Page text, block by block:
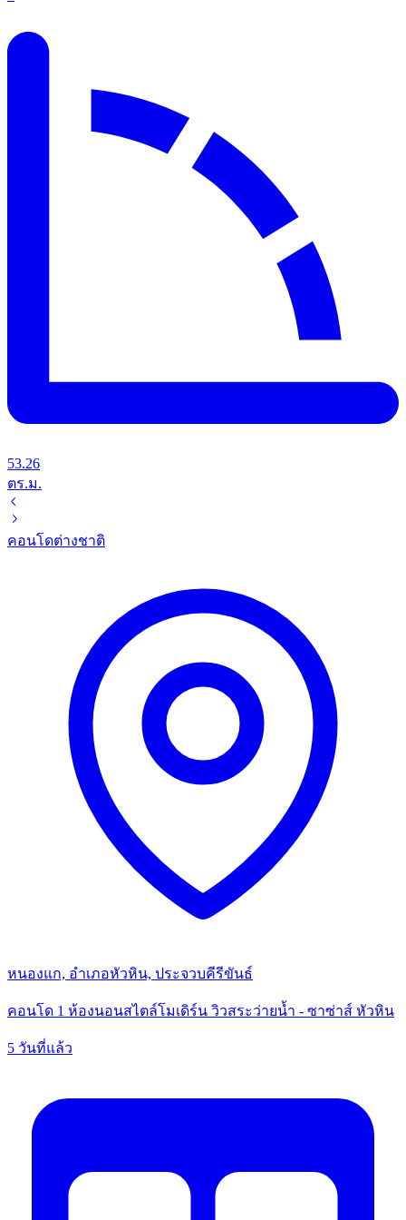
53.26
ตร.ม.
คอนโดต่างชาติ
หนองแก, อำเภอหัวหิน, ประจวบคีรีขันธ์
คอนโด 1 ห้องนอนสไตล์โมเดิร์น วิวสระว่ายน้ำ - ซาซ่าส์ หัวหิน
5 วันที่แล้ว